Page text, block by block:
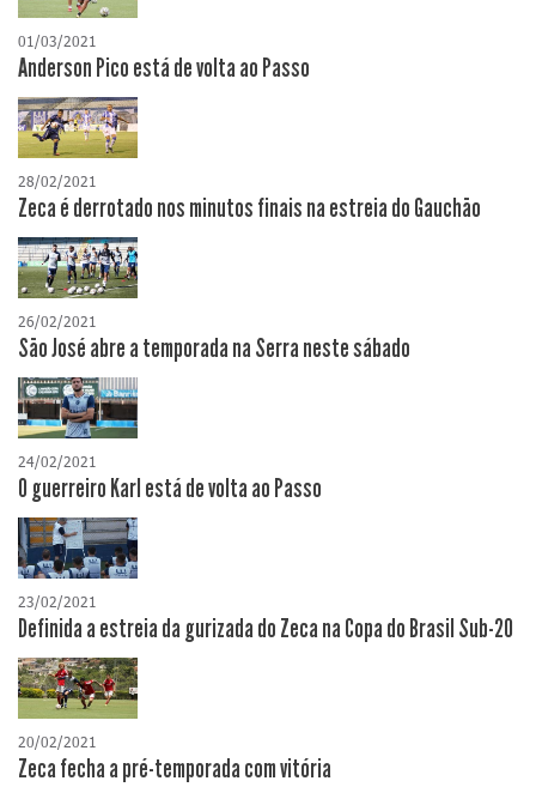
01/03/2021
Anderson Pico está de volta ao Passo
28/02/2021
Zeca é derrotado nos minutos finais na estreia do Gauchão
26/02/2021
São José abre a temporada na Serra neste sábado
24/02/2021
O guerreiro Karl está de volta ao Passo
23/02/2021
Definida a estreia da gurizada do Zeca na Copa do Brasil Sub-20
20/02/2021
Zeca fecha a pré-temporada com vitória